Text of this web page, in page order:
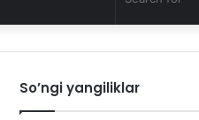
So’ngi yangiliklar